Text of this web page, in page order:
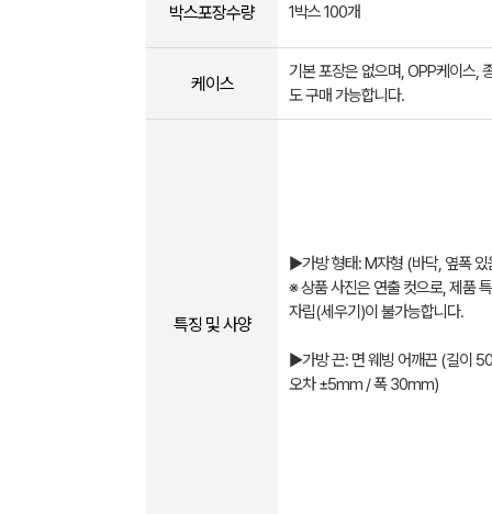
박스포장수량 1박스 100개
케이스
기본 포장은 없으며, OPP케이스,
도 구매 가능합니다.
특징 및 사양
▶가방 형태: M자형 (바닥, 옆폭 있
※ 상품 사진은 연출 컷으로, 제품
자립(세우기)이 불가능합니다.
▶가방 끈: 면 웨빙 어깨끈 (길이
오차 ±5mm / 폭 30mm)